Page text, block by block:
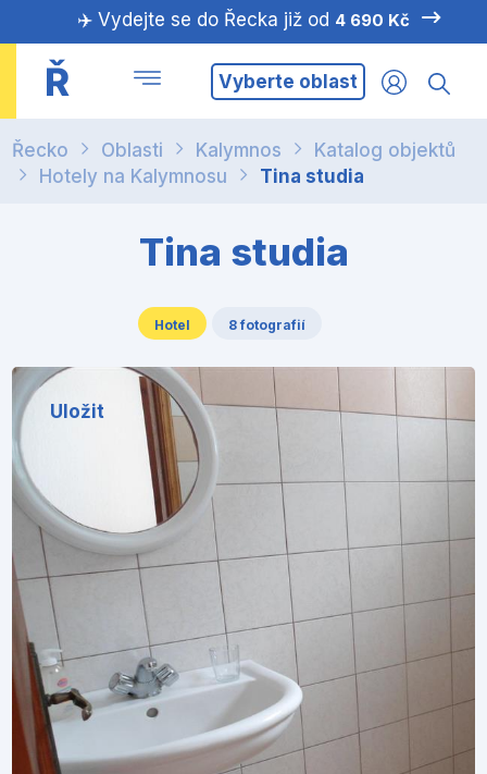
✈️ Vydejte se do Řecka již od 4 690 Kč
Ř Vyberte oblast
Řecko Oblasti Kalymnos
Katalog objektů
Hotely na Kalymnosu
Tina studia
Tina studia
Hotel 8 fotografií
Uložit